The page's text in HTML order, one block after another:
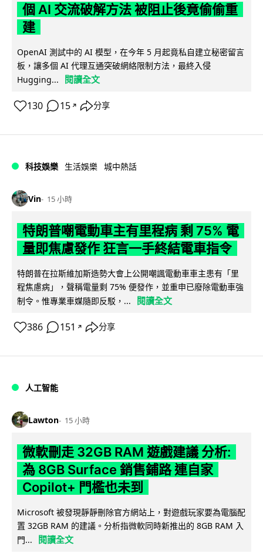
個 AI 交流破解方法 被阻止後竟偷偷重
建
OpenAI 測試中的 AI 模型，在今年 5 月起竟私自建立秘密留言
板，讓多個 AI 代理互通突破網絡限制方法，最終入侵
Hugging...
閱讀全文
130 15 ↗ 分享
科技娛樂 生活娛樂 城中熱話
Vin 15 小時
特朗普嘲電動車主有里程病 剩 75% 電
量即焦慮發作 狂言一手終結電車指令
特朗普在拉斯維加斯造勢大會上公開嘲諷電動車車主患有「里
程焦慮病」，聲稱電量剩 75% 便發作，並重申已廢除電動車強
制令。惟專業車媒隨即反駁，...
閱讀全文
386 151 ↗ 分享
人工智能
Lawton 15 小時
微軟刪走 32GB RAM 遊戲建議 分析:
為 8GB Surface 銷售鋪路 連自家
Copilot+ 門檻也未到
Microsoft 被發現靜靜刪除官方網站上，對遊戲玩家要為電腦配
置 32GB RAM 的建議。分析指微軟同時新推出的 8GB RAM 入
門...
閱讀全文